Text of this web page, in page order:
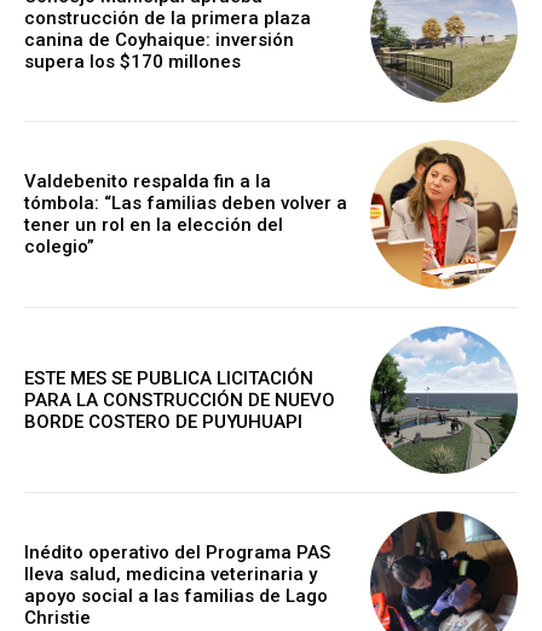
construcción de la primera plaza
canina de Coyhaique: inversión
supera los $170 millones
Valdebenito respalda fin a la
tómbola: “Las familias deben volver a
tener un rol en la elección del
colegio”
ESTE MES SE PUBLICA LICITACIÓN
PARA LA CONSTRUCCIÓN DE NUEVO
BORDE COSTERO DE PUYUHUAPI
Inédito operativo del Programa PAS
lleva salud, medicina veterinaria y
apoyo social a las familias de Lago
Christie